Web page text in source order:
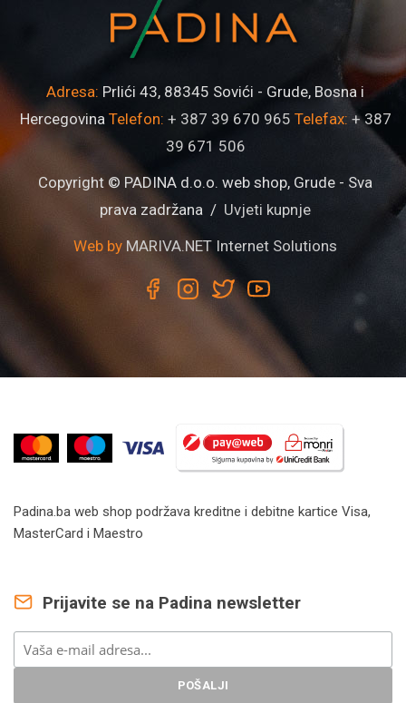
Adresa: Prlići 43, 88345 Sovići - Grude, Bosna i
Hercegovina Telefon: + 387 39 670 965 Telefax: + 387
39 671 506
Copyright © PADINA d.o.o. web shop, Grude - Sva
prava zadržana / Uvjeti kupnje
Web by MARIVA.NET Internet Solutions
Padina.ba web shop podržava kreditne i debitne kartice Visa,
MasterCard i Maestro
Prijavite se na Padina newsletter